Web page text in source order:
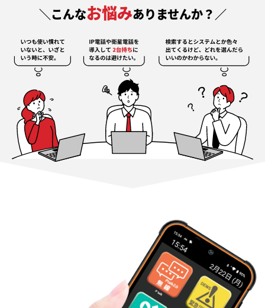
＼こんなお悩みありませんか？／